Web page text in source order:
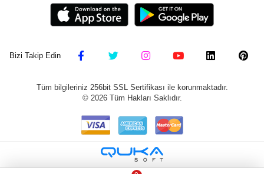
Bizi Takip Edin
Tüm bilgileriniz 256bit SSL Sertifikası ile korunmaktadır.
© 2026Tüm Hakları Saklıdır.